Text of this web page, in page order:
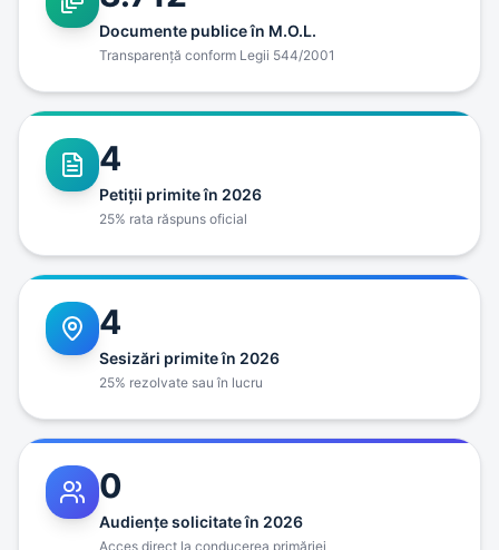
Documente publice în M.O.L.
Transparenţă conform Legii 544/2001
4
Petiţii primite în 2026
25% rata răspuns oficial
4
Sesizări primite în 2026
25% rezolvate sau în lucru
0
Audienţe solicitate în 2026
Acces direct la conducerea primăriei